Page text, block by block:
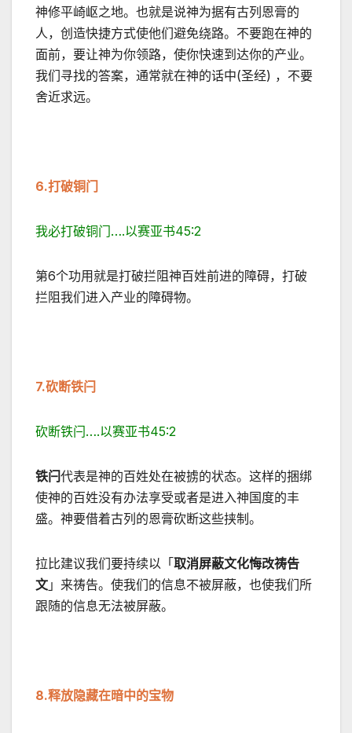
神修平崎岖之地。也就是说神为据有古列恩膏的
人，创造快捷方式使他们避免绕路。不要跑在神的
面前，要让神为你领路，使你快速到达你的产业。
我们寻找的答案，通常就在神的话中(圣经) ，不要
舍近求远。
6.打破铜门
我必打破铜门….以赛亚书45:2
第6个功用就是打破拦阻神百姓前进的障碍，打破
拦阻我们进入产业的障碍物。
7.砍断铁闩
砍断铁闩….以赛亚书45:2
铁闩代表是神的百姓处在被掳的状态。这样的捆绑
使神的百姓没有办法享受或者是进入神国度的丰
盛。神要借着古列的恩膏砍断这些挟制。
拉比建议我们要持续以「取消屏蔽文化悔改祷告
文 」来祷告。使我们的信息不被屏蔽，也使我们所
跟随的信息无法被屏蔽。
8.释放隐藏在暗中的宝物